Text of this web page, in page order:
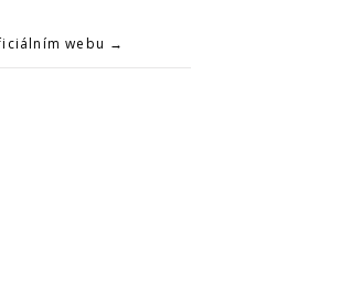
webu →